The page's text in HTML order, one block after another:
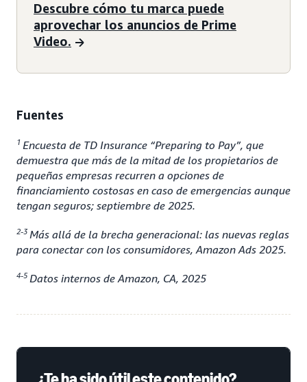
Descubre cómo tu marca puede
aprovechar los anuncios de Prime
Video.
Fuentes
1 Encuesta de TD Insurance “Preparing to Pay”, que
demuestra que más de la mitad de los propietarios de
pequeñas empresas recurren a opciones de
financiamiento costosas en caso de emergencias aunque
tengan seguros; septiembre de 2025.
2-3 Más allá de la brecha generacional: las nuevas reglas
para conectar con los consumidores, Amazon Ads 2025.
4-5Datos internos de Amazon, CA, 2025